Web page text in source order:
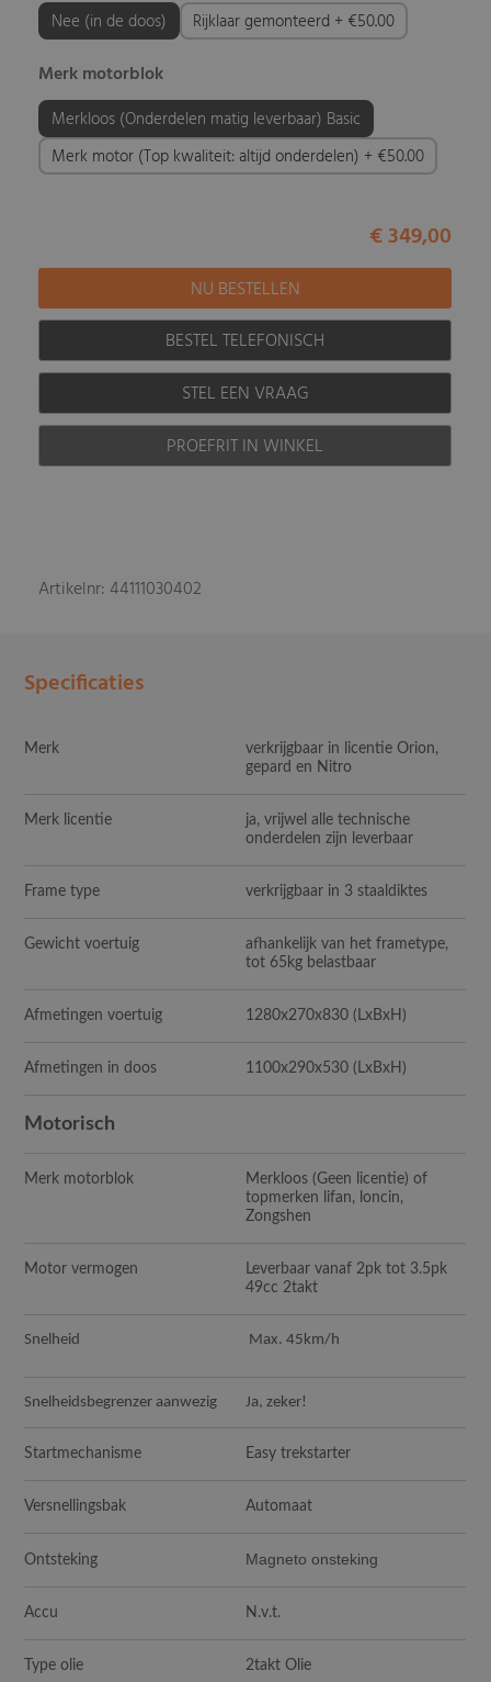
Nee (in de doos) Rijklaar gemonteerd + €50.00
Merk motorblok
Merkloos (Onderdelen matig leverbaar) Basic
Merk motor (Top kwaliteit: altijd onderdelen) + €50.00
€ 349,00
BESTEL TELEFONISCH
STEL EEN VRAAG
PROEFRIT IN WINKEL
Artikelnr: 44111030402
Specificaties
Merk
verkrijgbaar in licentie Orion,
gepard en Nitro
Merk licentie
ja, vrijwel alle technische
onderdelen zijn leverbaar
Frame type verkrijgbaar in 3 staaldiktes
Gewicht voertuig
afhankelijk van het frametype,
tot 65kg belastbaar
Afmetingen voertuig 1280x270x830 (LxBxH)
Afmetingen in doos 1100x290x530 (LxBxH)
Motorisch
Merk motorblok
Merkloos (Geen licentie) of
topmerken lifan, loncin,
Zongshen
Motor vermogen
Leverbaar vanaf 2pk tot 3.5pk
49cc 2takt
Snelheid Max. 45km/h
Snelheidsbegrenzer aanwezig Ja, zeker!
Startmechanisme Easy trekstarter
Versnellingsbak Automaat
Ontsteking Magneto onsteking
Accu N.v.t.
Type olie 2takt Olie